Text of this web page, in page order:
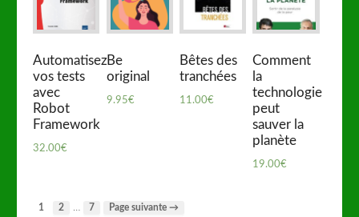
Automatisez
vos tests
avec
Robot
Framework
32.00€
Be
original
9.95€
Bêtes des
tranchées
11.00€
Comment
la
technologie
peut
sauver la
planète
19.00€
1 2 … 7 Page suivante →